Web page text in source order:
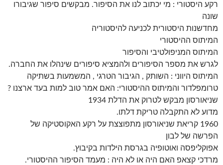
רקע היסטורי : מי יכתוב לנו את הסיפור. מבקשים סיפור שגיבורו
שונה
מחדשנות היסטורית לכניעה להיסטוריה
המיתוס ההיסטורי
המיתוס המניפולטיבי והסיפור
לגרש את מספר הסיפורים ולהמציא סיפורים שינהלו את החברה.
המיתוס היווני : השותק , הגיבור הטרגי , המשמעות בשתיקה
טרומפלדור והמיתוס ההיסטורי: האם אמר טוב למות בעד ארצנו ?
שניאורסון מבקש לטרוק את הדלת 1934
מדוע לא התקבלה טריקת דלתו.
1960 קריאת שניאורסון מתפוצצת על רקע האקוסטיקה של
הפרשה של לבון
אפוקליפסה ואוטופיה בגרסת הילדות בקיבוץ.
מרדכי קצאפ האם היה או לא היה : מעמד הסיפור ההיסטורי.